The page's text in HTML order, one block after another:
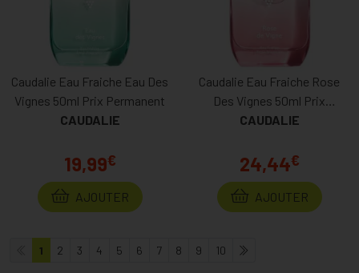
Caudalie Eau Fraiche Eau Des
Vignes 50ml Prix Permanent
CAUDALIE
19,99€
AJOUTER
Caudalie Eau Fraiche Rose
Des Vignes 50ml Prix
Permanent
CAUDALIE
24,44€
AJOUTER
1 2 3 4 5 6 7 8 9 10